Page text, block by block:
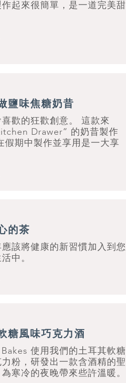
起來很簡單，是一道完美甜
鹽味焦糖奶昔
歡的狂歡創意。 這款來
Drawer” 的奶昔製作
假期中製作並享用是一大享
的茶
該將健康的新習慣加入到您
中。
糖風味巧克力酒
使用我們的土耳其軟糖
力粉，研發出一款含酒精的聖
寒冷的夜晚帶來些許溫暖。